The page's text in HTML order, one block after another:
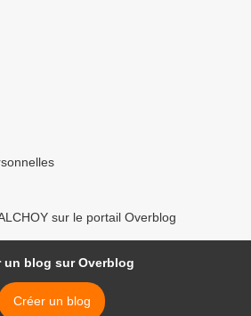
sur le portail Overblog
un blog sur Overblog
Créer un blog